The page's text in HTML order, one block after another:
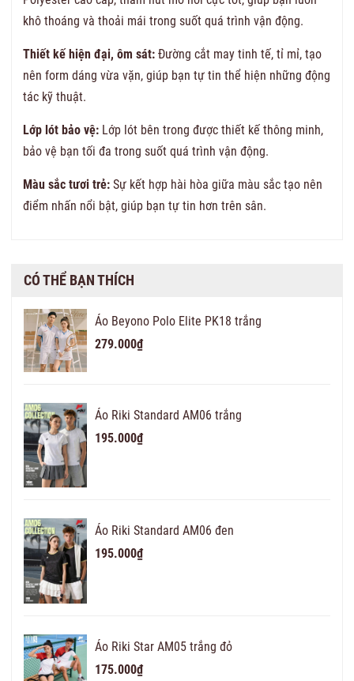
khô thoáng và thoải mái trong suốt quá trình vận động.
Thiết kế hiện đại, ôm sát: Đường cắt may tinh tế, tỉ mỉ, tạo
nên form dáng vừa vặn, giúp bạn tự tin thể hiện những động
tác kỹ thuật.
Lớp lót bảo vệ: Lớp lót bên trong được thiết kế thông minh,
bảo vệ bạn tối đa trong suốt quá trình vận động.
Màu sắc tươi trẻ: Sự kết hợp hài hòa giữa màu sắc tạo nên
điểm nhấn nổi bật, giúp bạn tự tin hơn trên sân.
CÓ THỂ BẠN THÍCH
Áo Beyono Polo Elite PK18 trắng
279.000₫
Áo Riki Standard AM06 trắng
195.000₫
Áo Riki Standard AM06 đen
195.000₫
Áo Riki Star AM05 trắng đỏ
175.000₫